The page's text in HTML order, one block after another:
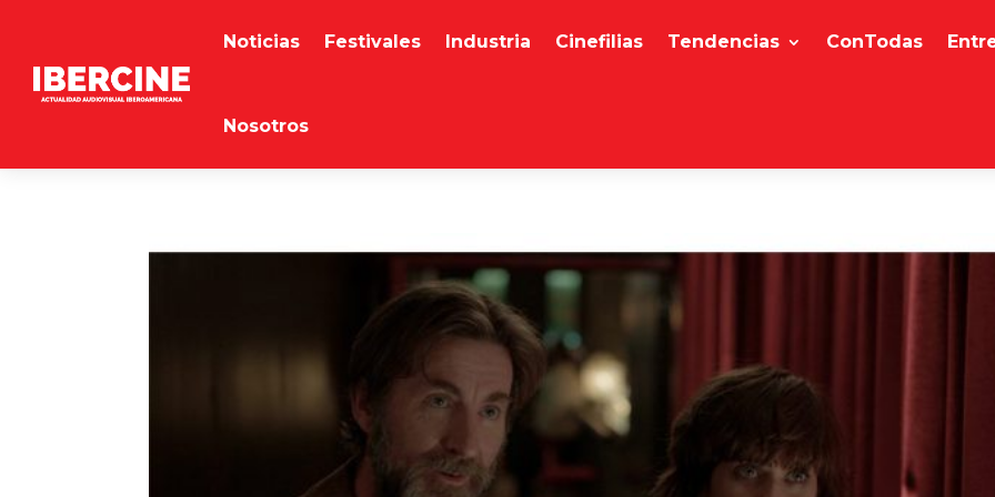
Noticias Festivales Industria Cinefilias Tendencias ConTodas
Nosotros